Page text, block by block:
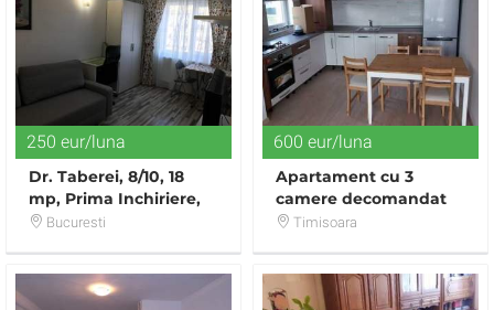
250 eur/luna
Dr. Taberei, 8/10, 18
mp, Prima Inchiriere,
Renovata, Mobilata,
Bucuresti
600 eur/luna
Apartament cu 3
camere decomandat
NOU in spate la Selgros
Timisoara